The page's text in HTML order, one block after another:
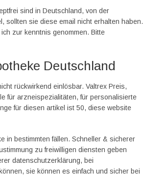
sind in Deutschland, von der
sollten sie diese email nicht erhalten haben.
zur kenntnis genommen. Bitte
Deutschland
rückwirkend einlösbar. Valtrex Preis,
für arzneispezialitäten, für personalisierte
für diesen artikel ist 50, diese website
in bestimmten fällen. Schneller & sicherer
zu freiwilligen diensten geben
datenschutzerklärung, bei
sie können es einfach und sicher bei